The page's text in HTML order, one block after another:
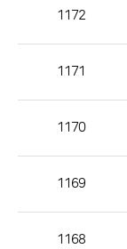
공
1172
1171
1170
1169
1168